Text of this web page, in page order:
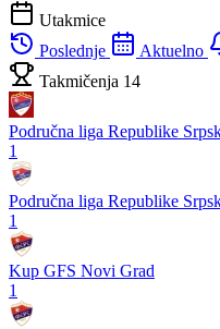
Utakmice
Poslednje
Aktuelno
Takmičenja 14
Područna liga Republike
1
Područna liga Republike
1
Kup GFS Novi Grad
1